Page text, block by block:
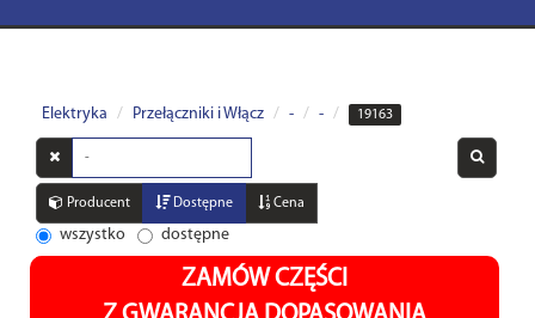
Elektryka Przełączniki i Włącz - - 19163
Wyszukaj
w
opisachProducent Dostępne Cena
wszystko dostępne
ZAMÓW CZĘŚCI